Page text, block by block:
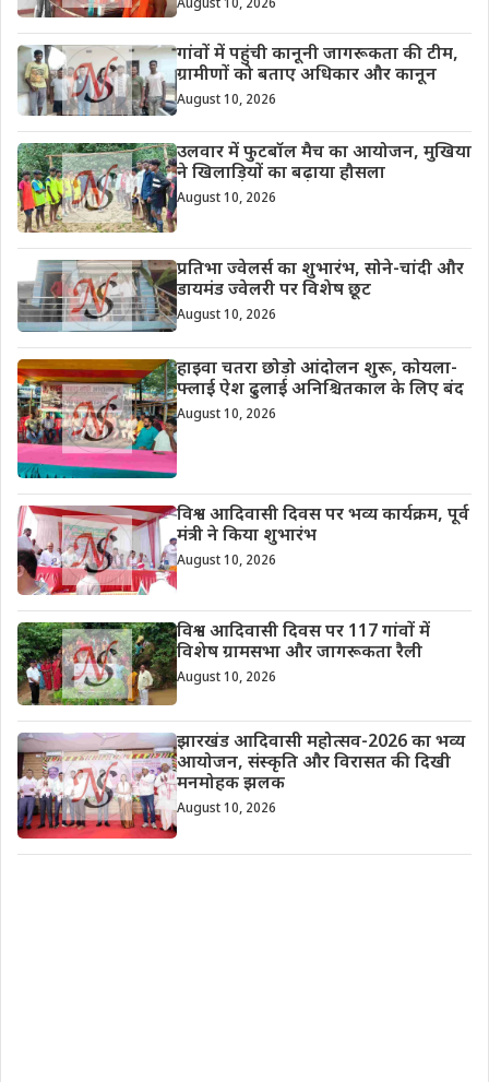
August 10, 2026
गांवों में पहुंची कानूनी जागरूकता की टीम,
ग्रामीणों को बताए अधिकार और कानून
August 10, 2026
उलवार में फुटबॉल मैच का आयोजन, मुखिया
ने खिलाड़ियों का बढ़ाया हौसला
August 10, 2026
प्रतिभा ज्वेलर्स का शुभारंभ, सोने-चांदी और
डायमंड ज्वेलरी पर विशेष छूट
August 10, 2026
हाइवा चतरा छोड़ो आंदोलन शुरू, कोयला-
फ्लाई ऐश ढुलाई अनिश्चितकाल के लिए बंद
August 10, 2026
विश्व आदिवासी दिवस पर भव्य कार्यक्रम, पूर्व
मंत्री ने किया शुभारंभ
August 10, 2026
विश्व आदिवासी दिवस पर 117 गांवों में
विशेष ग्रामसभा और जागरूकता रैली
August 10, 2026
झारखंड आदिवासी महोत्सव-2026 का भव्य
आयोजन, संस्कृति और विरासत की दिखी
मनमोहक झलक
August 10, 2026